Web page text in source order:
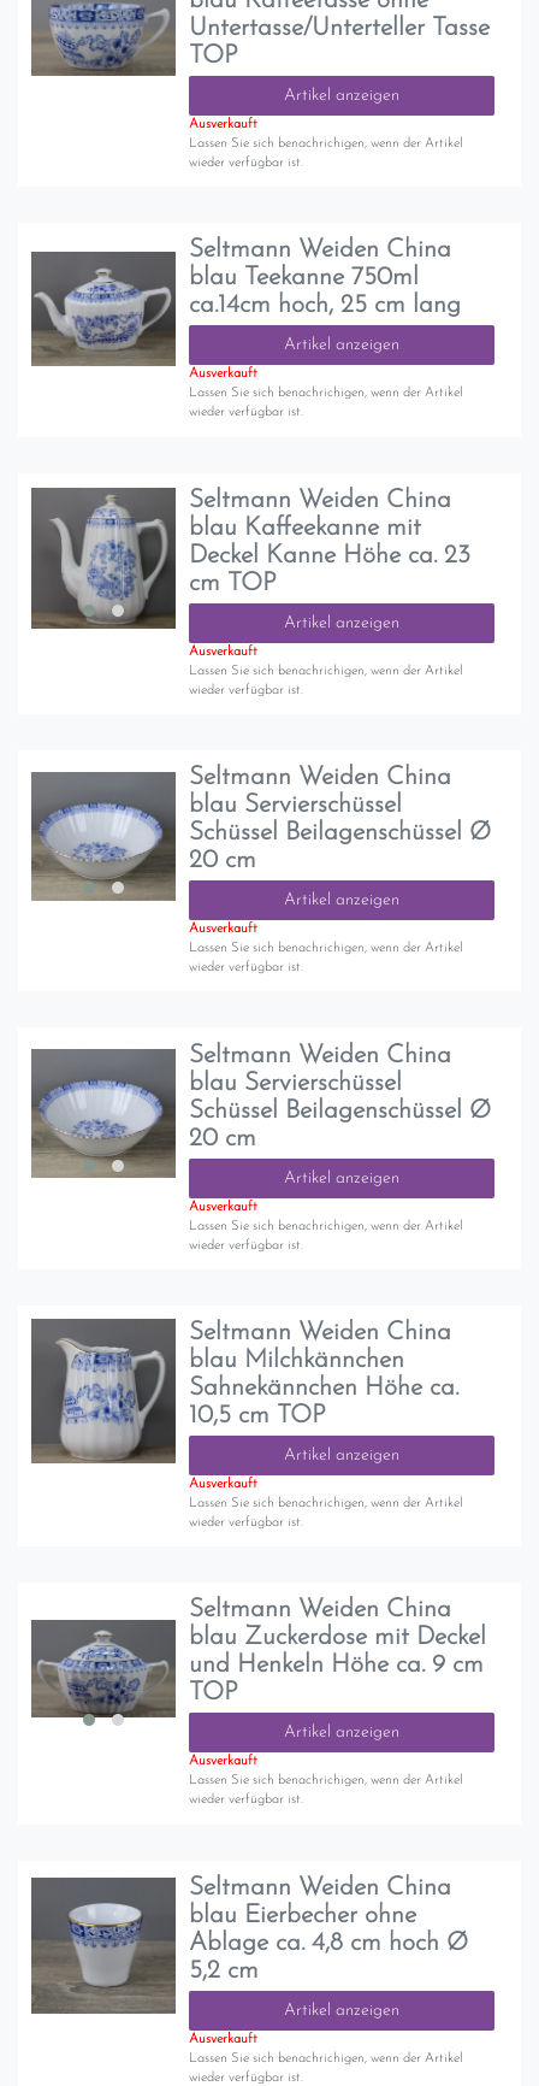
Untertasse/Unterteller Tasse
TOP
Artikel anzeigen
Ausverkauft
Lassen Sie sich benachrichigen, wenn der Artikel
wieder verfügbar ist.
Seltmann Weiden China
blau Teekanne 750ml
ca.14cm hoch, 25 cm lang
Artikel anzeigen
Ausverkauft
Lassen Sie sich benachrichigen, wenn der Artikel
wieder verfügbar ist.
Seltmann Weiden China
blau Kaffeekanne mit
Deckel Kanne Höhe ca. 23
cm TOP
Artikel anzeigen
Ausverkauft
Lassen Sie sich benachrichigen, wenn der Artikel
wieder verfügbar ist.
Seltmann Weiden China
blau Servierschüssel
Schüssel Beilagenschüssel Ø
20 cm
Artikel anzeigen
Ausverkauft
Lassen Sie sich benachrichigen, wenn der Artikel
wieder verfügbar ist.
Seltmann Weiden China
blau Servierschüssel
Schüssel Beilagenschüssel Ø
20 cm
Artikel anzeigen
Ausverkauft
Lassen Sie sich benachrichigen, wenn der Artikel
wieder verfügbar ist.
Seltmann Weiden China
blau Milchkännchen
Sahnekännchen Höhe ca.
10,5 cm TOP
Artikel anzeigen
Ausverkauft
Lassen Sie sich benachrichigen, wenn der Artikel
wieder verfügbar ist.
Seltmann Weiden China
blau Zuckerdose mit Deckel
und Henkeln Höhe ca. 9 cm
TOP
Artikel anzeigen
Ausverkauft
Lassen Sie sich benachrichigen, wenn der Artikel
wieder verfügbar ist.
Seltmann Weiden China
blau Eierbecher ohne
Ablage ca. 4,8 cm hoch Ø
5,2 cm
Artikel anzeigen
Ausverkauft
Lassen Sie sich benachrichigen, wenn der Artikel
wieder verfügbar ist.